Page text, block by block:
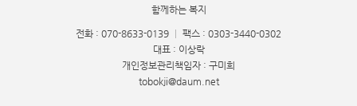
함께하는 복지
전화 : 070-8633-0139
팩스 : 0303-3440-0302
대표 : 이상락
개인정보관리책임자 : 구미희
tobokji@daum.net